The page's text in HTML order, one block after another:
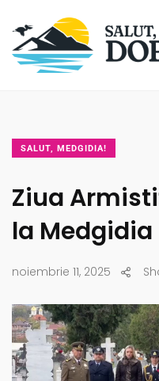
SALUT, MEDGIDIA!
Ziua
la Medgidia
noiembrie 11, 2025